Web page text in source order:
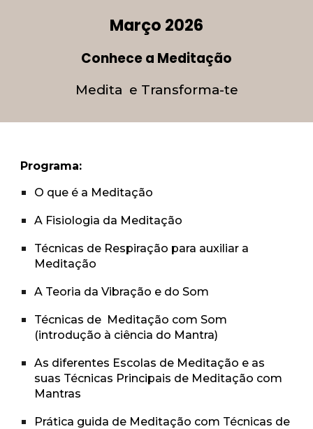
Março 2026
Conhece a Meditação
Medita e Transforma-te
Programa:
O que é a Meditação
A Fisiologia da Meditação
Técnicas de Respiração para auxiliar a
Meditação
A Teoria da Vibração e do Som
Técnicas de Meditação com Som
(introdução à ciência do Mantra)
As diferentes Escolas de Meditação e as
suas Técnicas Principais de Meditação com
Mantras
Prática guida de Meditação com Técnicas de